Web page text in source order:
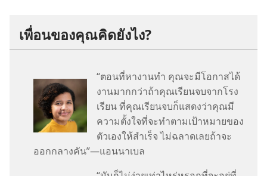
เพื่อน​ของ​คุณ​คิด​ยัง​ไง?
“ตอน​ที่​หา​งาน​ทำ คุณ​จะ​มี​โอกาส​ได้​
งาน​มาก​กว่า​ถ้า​คุณ​เรียน​จบ​จาก​โรง​
เรียน ที่​คุณ​เรียน​จบ​ก็​แสดง​ว่า​คุณ​มี​
ความ​ตั้งใจ​ที่​จะ​ทำ​ตาม​เป้าหมาย​ของ​
ตัว​เอง​ให้​สำเร็จ ไม่​ฉลาด​เลย​ถ้า​จะ​
ออก​กลาง​คัน”—แอนนาเบล